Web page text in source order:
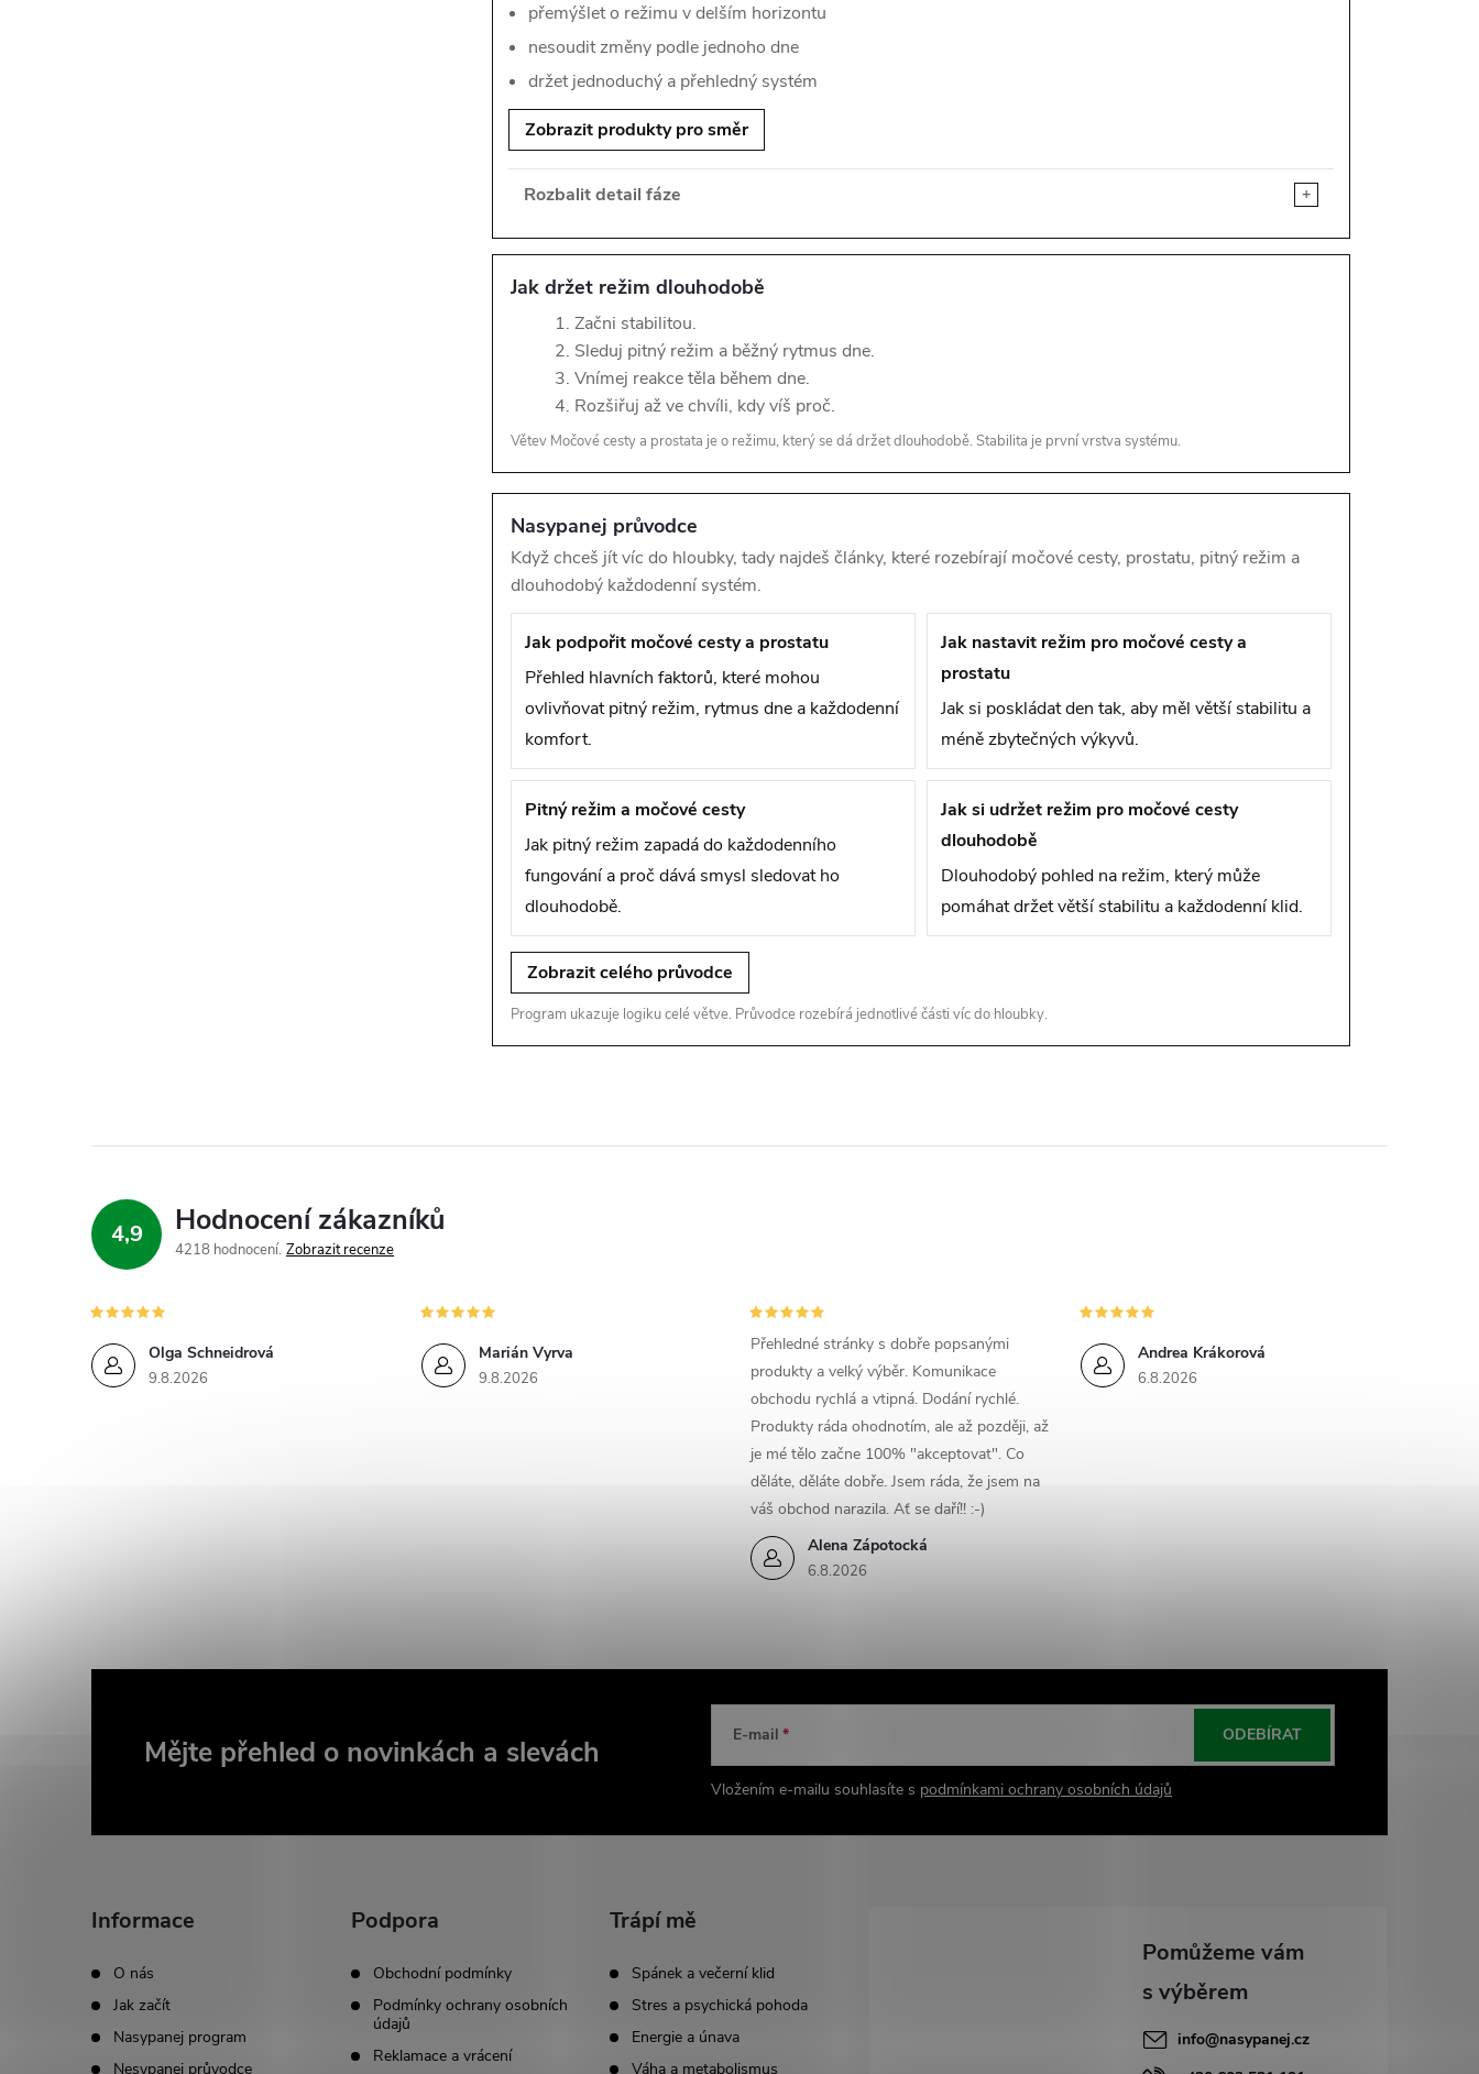
přemýšlet o režimu v delším horizontu
nesoudit změny podle jednoho dne
držet jednoduchý a přehledný systém
Zobrazit produkty pro směr
Rozbalit detail fáze +
Jak držet režim dlouhodobě
Začni stabilitou.
Sleduj pitný režim a běžný rytmus dne.
Vnímej reakce těla během dne.
Rozšiřuj až ve chvíli, kdy víš proč.
Větev Močové cesty a prostata je o režimu, který se dá držet dlouhodobě. Stabilita je první vrstva systému.
Nasypanej průvodce
Když chceš jít víc do hloubky, tady najdeš články, které rozebírají močové cesty, prostatu, pitný režim a
dlouhodobý každodenní systém.
Jak podpořit močové cesty a prostatu
Přehled hlavních faktorů, které mohou
ovlivňovat pitný režim, rytmus dne a každodenní
komfort.
Jak nastavit režim pro močové cesty a
prostatu
Jak si poskládat den tak, aby měl větší stabilitu a
méně zbytečných výkyvů.
Pitný režim a močové cesty
Jak pitný režim zapadá do každodenního
fungování a proč dává smysl sledovat ho
dlouhodobě.
Jak si udržet režim pro močové cesty
dlouhodobě
Dlouhodobý pohled na režim, který může
pomáhat držet větší stabilitu a každodenní klid.
Zobrazit celého průvodce
Program ukazuje logiku celé větve. Průvodce rozebírá jednotlivé části víc do hloubky.
4,9 Hodnocení zákazníků
4218 hodnocení Zobrazit recenze
Olga Schneidrová
9.8.2026
Marián Vyrva
9.8.2026
Alena Zápotocká
6.8.2026
Přehledné stránky s dobře popsanými
produkty a velký výběr. Komunikace
obchodu rychlá a vtipná. Dodání rychlé.
Produkty ráda ohodnotím, ale až později, až
je mé tělo začne 100% "akceptovat". Co
děláte, děláte dobře. Jsem ráda, že jsem na
váš obchod narazila. Ať se daří!! :-)
Andrea Krákorová
6.8.2026
Mějte přehled o novinkách a slevách E-mail
Vložením e-mailu souhlasíte s podmínkami ochrany osobních údajů
ODEBÍRAT
Informace
O nás
Jak začít
Nasypanej program
Nesypanej průvodce
Podpora
Obchodní podmínky
Podmínky ochrany osobních
údajů
Reklamace a vrácení
Trápí mě
Spánek a večerní klid
Stres a psychická pohoda
Energie a únava
Váha a metabolismus
info@nasypanej.cz